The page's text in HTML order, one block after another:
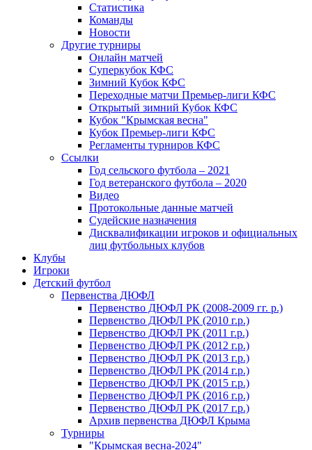
Статистика
Команды
Новости
Другие турниры
Онлайн матчей
Суперкубок КФС
Зимний Кубок КФС
Переходные матчи Премьер-лиги КФС
Открытый зимний Кубок КФС
Кубок "Крымская весна"
Кубок Премьер-лиги КФС
Регламенты турниров КФС
Ссылки
Год сельского футбола – 2021
Год ветеранского футбола – 2020
Видео
Протокольные данные матчей
Судейские назначения
Дисквалификации игроков и официальных
лиц футбольных клубов
Клубы
Игроки
Детский футбол
Первенства ДЮФЛ
Первенство ДЮФЛ РК (2008-2009 гг. р.)
Первенство ДЮФЛ РК (2010 г.р.)
Первенство ДЮФЛ РК (2011 г.р.)
Первенство ДЮФЛ РК (2012 г.р.)
Первенство ДЮФЛ РК (2013 г.р.)
Первенство ДЮФЛ РК (2014 г.р.)
Первенство ДЮФЛ РК (2015 г.р.)
Первенство ДЮФЛ РК (2016 г.р.)
Первенство ДЮФЛ РК (2017 г.р.)
Архив первенства ДЮФЛ Крыма
Турниры
"Крымская весна-2024"